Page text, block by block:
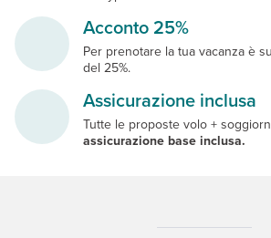
Acconto 25%
Per prenotare la tua vacanza è
del 25%.
Assicurazione inclusa
Tutte le proposte volo +
assicurazione base inclusa.